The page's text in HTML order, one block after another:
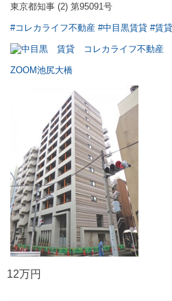
東京都知事 (2) 第95091号
#コレカライフ不動産 #中目黒賃貸 #賃貸
ZOOM池尻大橋
12万円